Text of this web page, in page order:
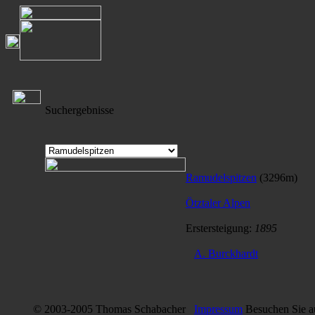
Suchergebnisse
Ramudelspitzen (3296m)
Ötztaler Alpen
Erstersteigung: 1895
A. Burckhardt
© 2003-2005 Thomas Schabacher Impressum Besuchen Sie